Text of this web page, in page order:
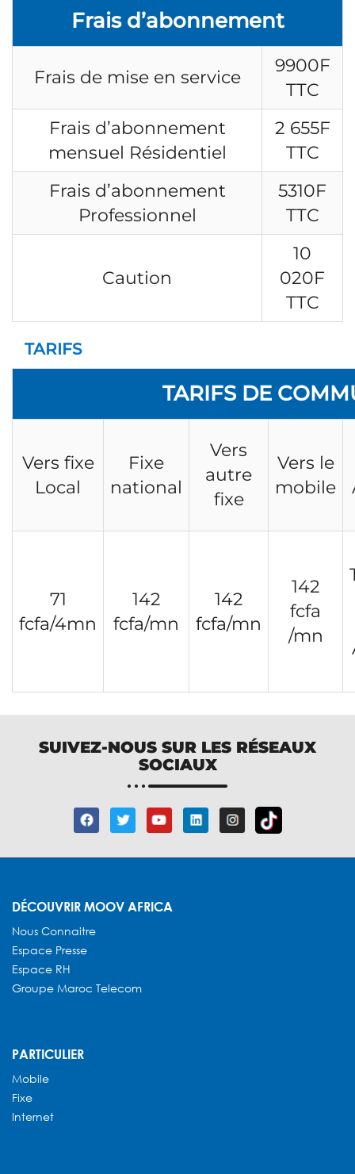
Frais d’abonnement
Frais de mise en service
9900F
TTC
Frais d’abonnement
mensuel Résidentiel
2 655F
TTC
Frais d’abonnement
Professionnel
5310F
TTC
Caution
10
020F
TTC
TARIFS
TARIFS DE
Vers fixe
Local
Fixe
national
Vers
autre
fixe
Vers le
mobile
71
fcfa/4mn
142
fcfa/mn
142
fcfa/mn
142
fcfa
/mn
SUIVEZ-NOUS SUR LES RÉSEAUX
SOCIAUX
DÉCOUVRIR MOOV AFRICA
Nous Connaitre
Espace Presse
Espace RH
Groupe Maroc Telecom
PARTICULIER
Mobile
Fixe
Internet